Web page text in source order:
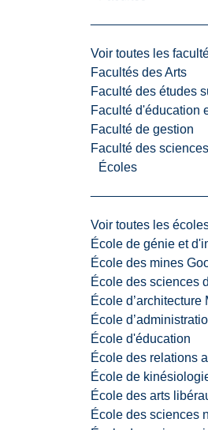
Voir toutes les
Facultés des Arts
Faculté des études
Faculté d'éducation
Faculté de gestion
Faculté des
Écoles
Voir toutes les
École de génie et
École des mines
École des sciences
École d’architecture
École
École d'éducation
École des relations
École de
École des arts
École des sciences